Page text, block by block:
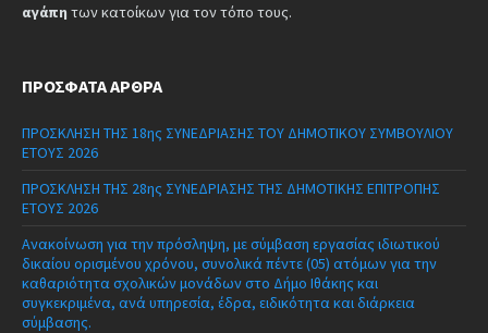
αγάπη των κατοίκων για τον τόπο τους.
ΠΡΌΣΦΑΤΑ ΆΡΘΡΑ
ΠΡΟΣΚΛΗΣΗ ΤΗΣ 18ης ΣΥΝΕΔΡΙΑΣΗΣ ΤΟΥ ΔΗΜΟΤΙΚΟΥ ΣΥΜΒΟΥΛΙΟΥ
ΕΤΟΥΣ 2026
ΠΡΟΣΚΛΗΣΗ ΤΗΣ 28ης ΣΥΝΕΔΡΙΑΣΗΣ ΤΗΣ ΔΗΜΟΤΙΚΗΣ ΕΠΙΤΡΟΠΗΣ
ΕΤΟΥΣ 2026
Ανακοίνωση για την πρόσληψη, με σύμβαση εργασίας ιδιωτικού
δικαίου ορισμένου χρόνου, συνολικά πέντε (05) ατόμων για την
καθαριότητα σχολικών μονάδων στο Δήμο Ιθάκης και
συγκεκριμένα, ανά υπηρεσία, έδρα, ειδικότητα και διάρκεια
σύμβασης.